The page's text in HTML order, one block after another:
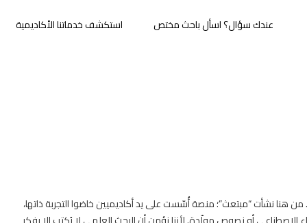
⁠استكشف خدماتنا الأكاديمية عندك سؤال؟ اسأل باحث مختص
هنا نشأت “مبتعث”؛ منصة أُسّست على يد أكاديميين خاضوا التجربة ذاتها،